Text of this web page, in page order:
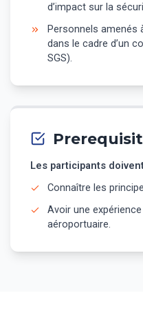
d’impact sur la
Personnels amenés
dans le cadre d’un
SGS).
Les participants
Connaître les
Avoir une
aéroportuaire.